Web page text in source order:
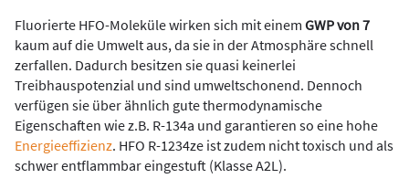
Fluorierte HFO-Moleküle wirken sich mit einem GWP von 7
kaum auf die Umwelt aus, da sie in der Atmosphäre schnell
zerfallen. Dadurch besitzen sie quasi keinerlei
Treibhauspotenzial und sind umweltschonend. Dennoch
verfügen sie über ähnlich gute thermodynamische
Eigenschaften wie z.B. R-134a und garantieren so eine hohe
Energieeffizienz. HFO R-1234ze ist zudem nicht toxisch und als
schwer entflammbar eingestuft (Klasse A2L).